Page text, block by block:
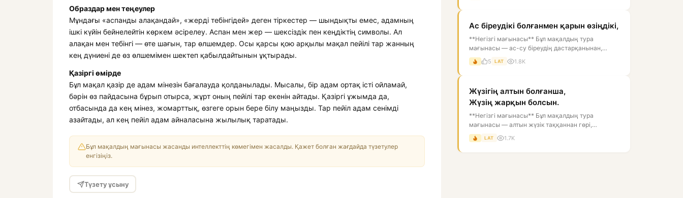
Образдар мен теңеулер
Мұндағы «аспанды алақандай», «жерді тебінгідей» деген тіркестер — шындықты емес, адамның
ішкі күйін бейнелейтін көркем әсірелеу. Аспан мен жер — шексіздік пен кеңдіктің символы. Ал
алақан мен тебінгі — өте шағын, тар өлшемдер. Осы қарсы қою арқылы мақал пейілі тар жанның
кең дүниені де өз өлшемімен шектеп қабылдайтынын ұқтырады.
Қазіргі өмірде
Бұл мақал қазір де адам мінезін бағалауда қолданылады. Мысалы, бір адам ортақ істі ойламай,
бәрін өз пайдасына бұрып отырса, жұрт оның пейілі тар екенін айтады. Қазіргі ұжымда да,
отбасында да кең мінез, жомарттық, өзгеге орын бере білу маңызды. Тар пейіл адам сенімді
азайтады, ал кең пейіл адам айналасына жылылық таратады.
Бұл мақалдың мағынасы жасанды интеллекттің көмегімен жасалды. Қажет болған жағдайда түзетулер
енгізіңіз.
Түзету ұсыну
Ас біреудікі болғанмен қарын өзіңдікі,
**Негізгі мағынасы** Бұл мақалдың тура
мағынасы — ас-су біреудің дастарқанынан,
өзгенің қолынан келуі мүмкін, ал оны қор...
5 LAT 1.8K
Жүзігің алтын болғанша,
Жүзің жарқын болсын.
**Негізгі мағынасы** Бұл мақалдың тура
мағынасы — алтын жүзік таққаннан гөрі,
адамның жүзі ашық, нұрлы, көрікті болғаны...
LAT 1.7K